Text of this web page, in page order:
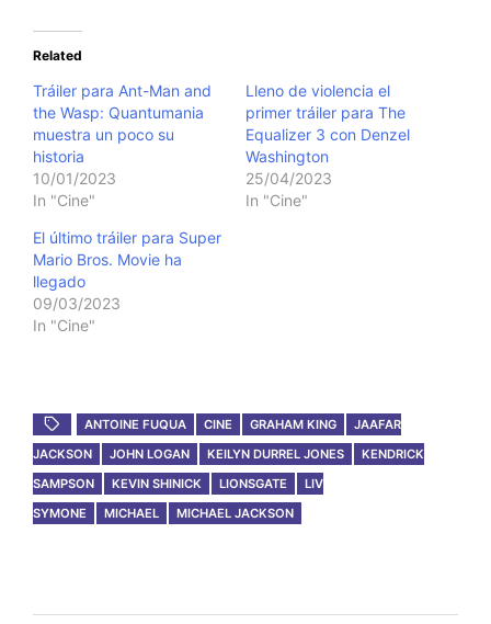
Related
Tráiler para Ant-Man and
the Wasp: Quantumania
muestra un poco su
historia
10/01/2023
In "Cine"
Lleno de violencia el
primer tráiler para The
Equalizer 3 con Denzel
Washington
25/04/2023
In "Cine"
El último tráiler para Super
Mario Bros. Movie ha
llegado
09/03/2023
In "Cine"
ANTOINE FUQUA CINE GRAHAM KING
JAAFAR
JACKSON
JOHN LOGAN KEILYN DURREL JONES
KENDRICK
SAMPSON
KEVIN SHINICK LIONSGATE
LIV
SYMONE
MICHAEL MICHAEL JACKSON